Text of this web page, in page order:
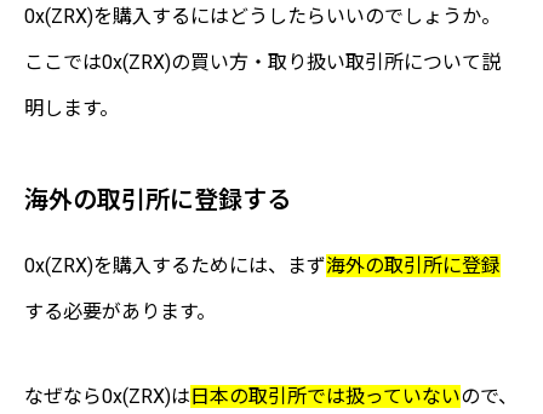
0x(ZRX)を購入するにはどうしたらいいのでしょうか。
ここでは0x(ZRX)の買い方・取り扱い取引所について説
明します。
海外の取引所に登録する
0x(ZRX)を購入するためには、まず海外の取引所に登録
する必要があります。
なぜなら0x(ZRX)は日本の取引所では扱っていないので、